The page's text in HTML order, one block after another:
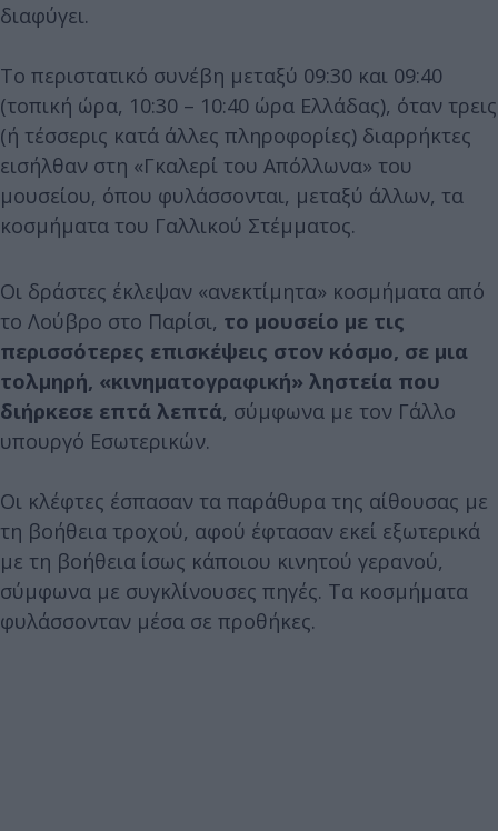
διαφύγει.
Το περιστατικό συνέβη μεταξύ 09:30 και 09:40
(τοπική ώρα, 10:30 – 10:40 ώρα Ελλάδας), όταν τρεις
(ή τέσσερις κατά άλλες πληροφορίες) διαρρήκτες
εισήλθαν στη «Γκαλερί του Απόλλωνα» του
μουσείου, όπου φυλάσσονται, μεταξύ άλλων, τα
κοσμήματα του Γαλλικού Στέμματος.
Οι δράστες έκλεψαν «ανεκτίμητα» κοσμήματα από
το Λούβρο στο Παρίσι, το μουσείο με τις
περισσότερες επισκέψεις στον κόσμο, σε μια
τολμηρή, «κινηματογραφική» ληστεία που
διήρκεσε επτά λεπτά, σύμφωνα με τον Γάλλο
υπουργό Εσωτερικών.
Οι κλέφτες έσπασαν τα παράθυρα της αίθουσας με
τη βοήθεια τροχού, αφού έφτασαν εκεί εξωτερικά
με τη βοήθεια ίσως κάποιου κινητού γερανού,
σύμφωνα με συγκλίνουσες πηγές. Τα κοσμήματα
φυλάσσονταν μέσα σε προθήκες.